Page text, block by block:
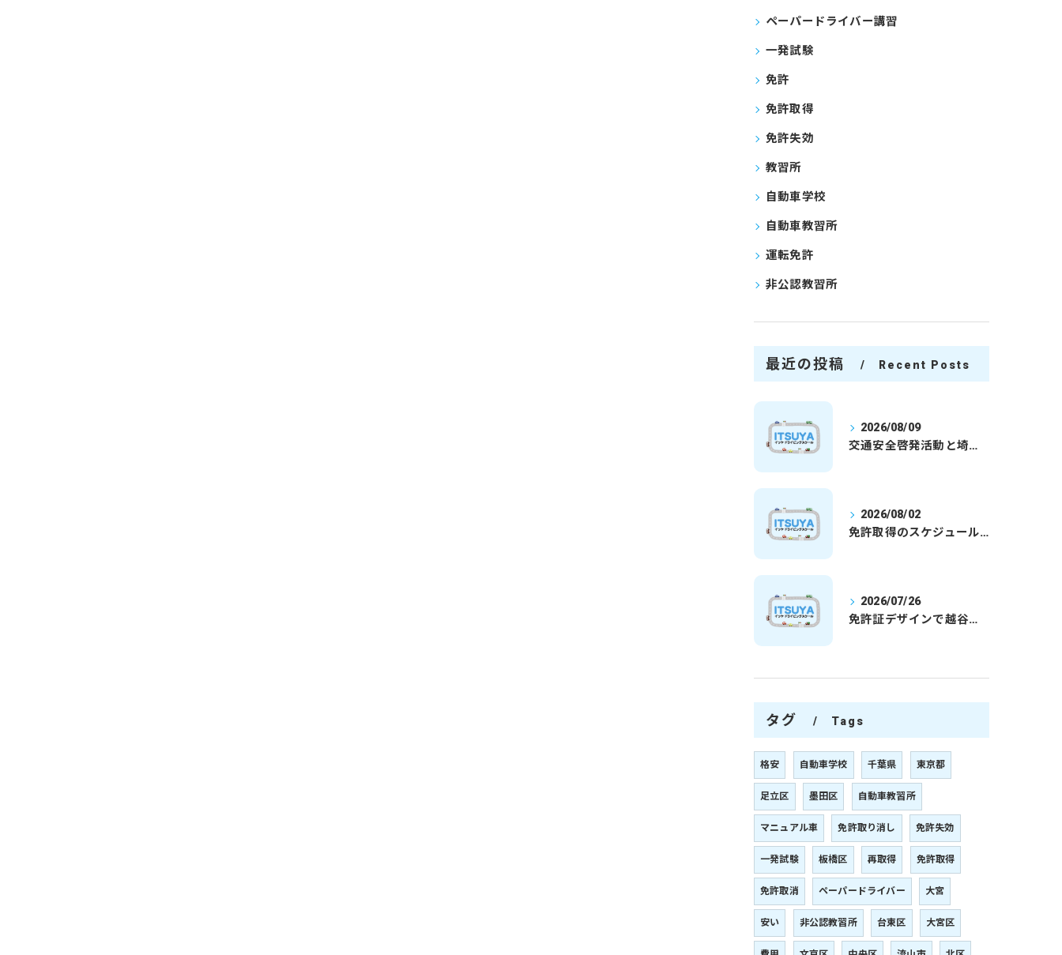
ペーパードライバー講習
一発試験
免許
免許取得
免許失効
教習所
自動車学校
自動車教習所
運転免許
非公認教習所
最近の投稿 Recent Posts
2026/08/09
交通安全啓発活動と埼玉県さいたま市行田市で免許取得を安心して目指すための実践ガイド
2026/08/02
免許取得のスケジュールを徹底解説学生社会人の通学合宿別プランで最短取得のコツ
2026/07/26
免許証デザインで越谷市愛を表現する埼玉県さいたま市越谷市の免許取得完全ガイド
タグ Tags
格安 自動車学校 千葉県 東京都
足立区 墨田区 自動車教習所
マニュアル車 免許取り消し 免許失効
一発試験 板橋区 再取得 免許取得
免許取消 ペーパードライバー 大宮
安い 非公認教習所 台東区 大宮区